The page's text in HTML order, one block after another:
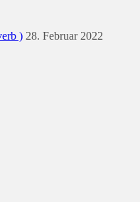
) 28. Februar 2022